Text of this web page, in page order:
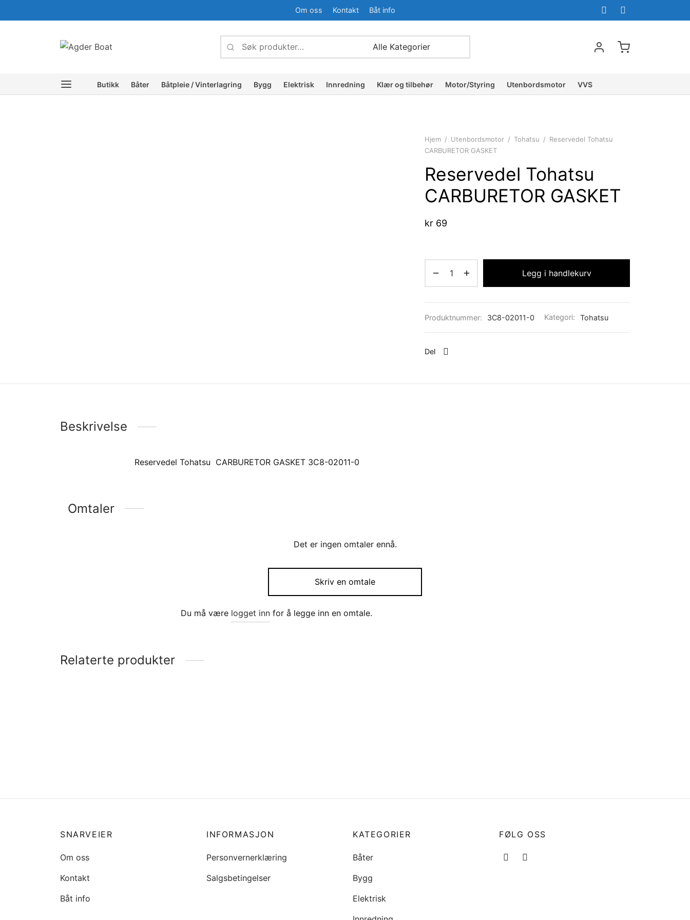
Om oss Kontakt Båt info
etter:
Narrow
category:
Butikk Båter Båtpleie / Vinterlagring Bygg Elektrisk Innredning Klær og tilbehør Motor/Styring Utenbordsmotor VVS
Hjem / Utenbordsmotor / Tohatsu / Reservedel Tohatsu
CARBURETOR GASKET
Reservedel Tohatsu
CARBURETOR GASKET
kr 69
Legg i handlekurv
Produktnummer: 3C8-02011-0 Kategori: Tohatsu
Del
Beskrivelse
Reservedel Tohatsu CARBURETOR GASKET 3C8-02011-0
Omtaler
Det er ingen omtaler ennå.
Skriv en omtale
Du må være logget inn for å legge inn en omtale.
Relaterte produkter
SNARVEIER
Om oss
Kontakt
Båt info
INFORMASJON
Personvernerklæring
Salgsbetingelser
KATEGORIER
Båter
Bygg
Elektrisk
FØLG OSS